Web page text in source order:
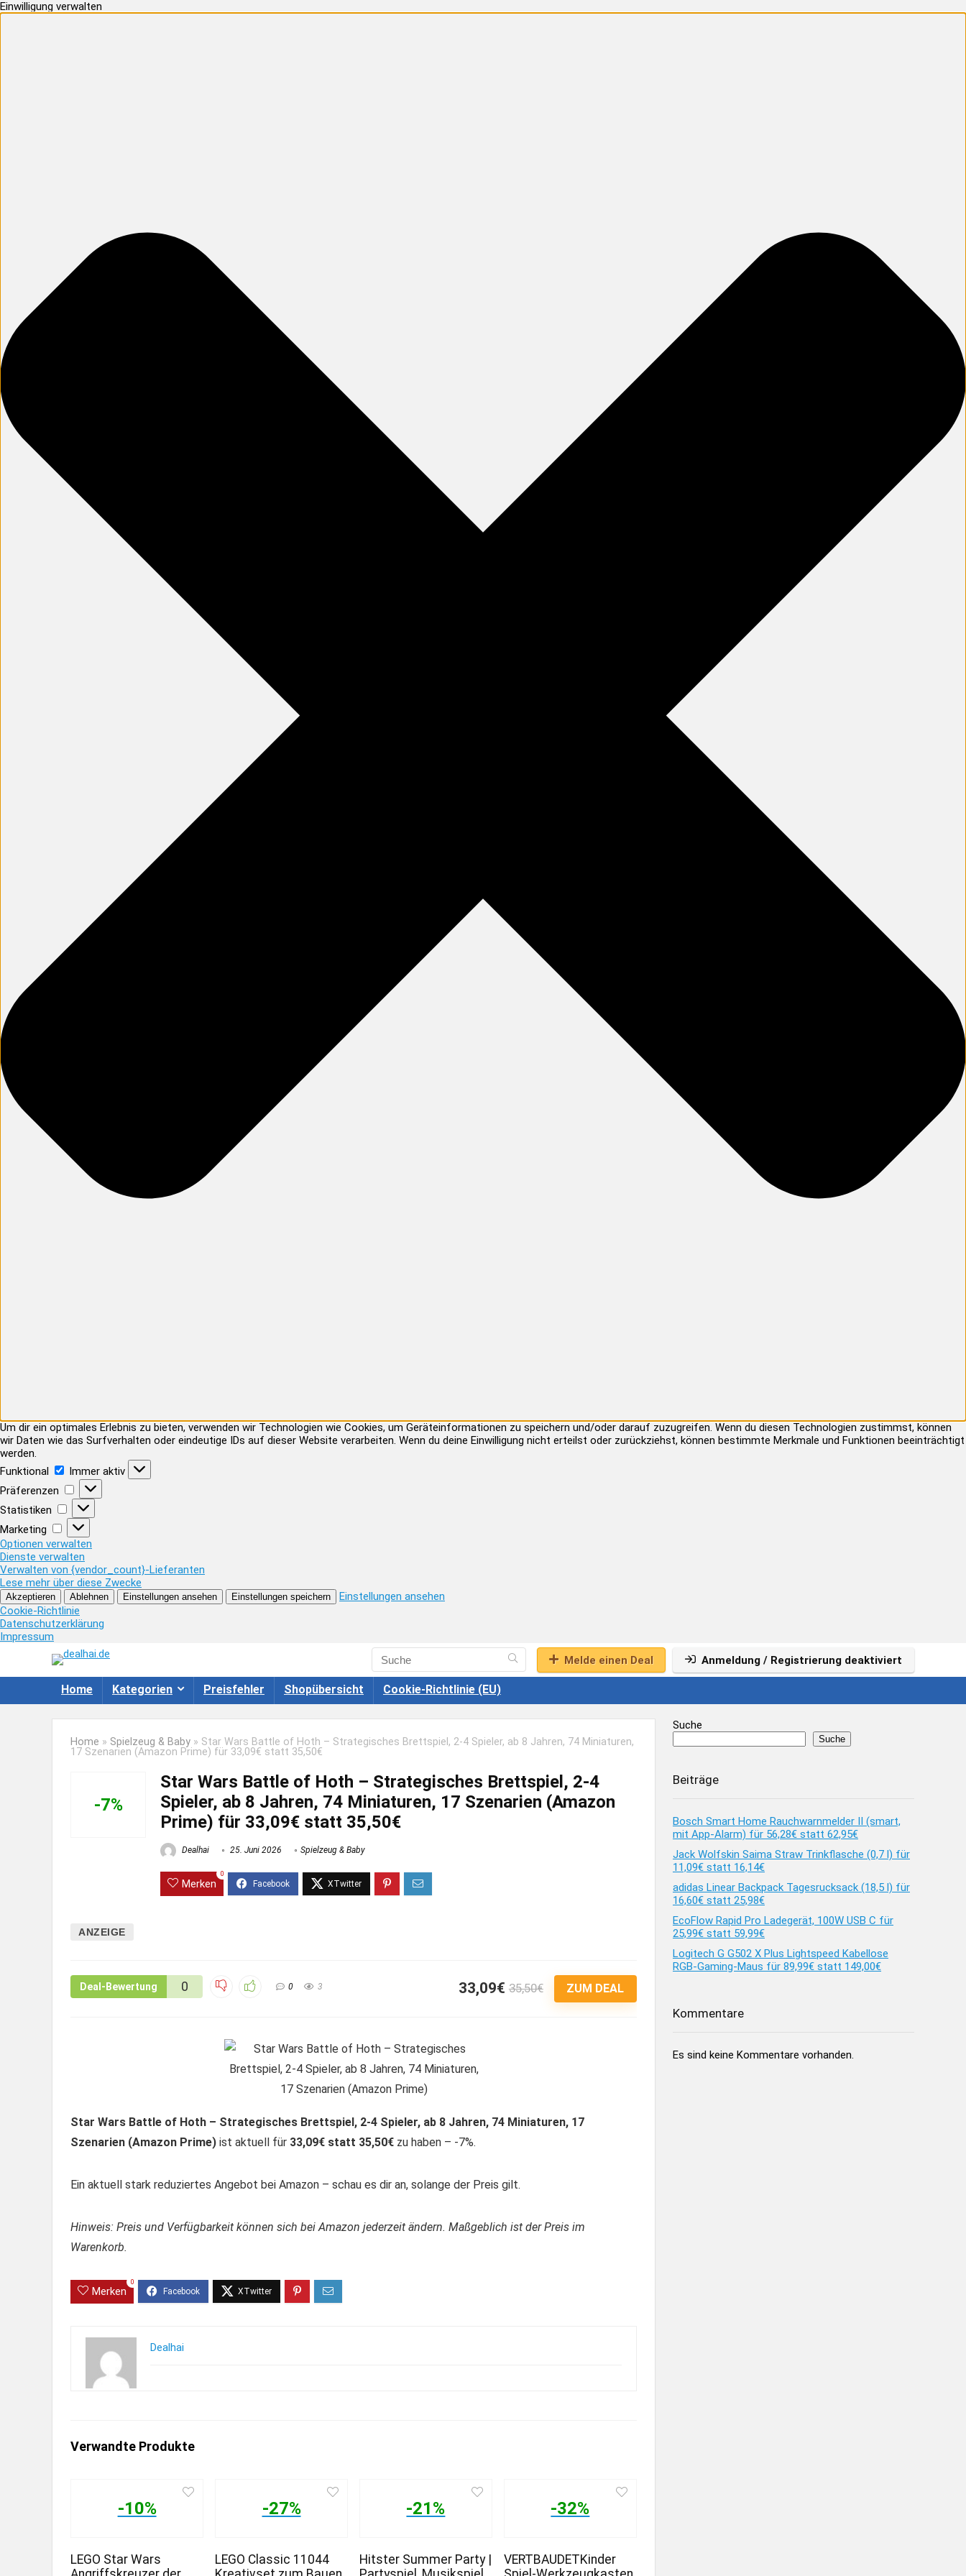
Einwilligung verwalten
Um dir ein optimales Erlebnis zu bieten, verwenden wir Technologien wie Cookies, um Geräteinformationen zu speichern und/oder darauf zuzugreifen. Wenn du diesen Technologien zustimmst, können
wir Daten wie das Surfverhalten oder eindeutige IDs auf dieser Website verarbeiten. Wenn du deine Einwilligung nicht erteilst oder zurückziehst, können bestimmte Merkmale und Funktionen beeinträchtigt
werden.
Funktional
Funktional
Immer aktiv
Präferenzen
Präferenzen
Statistiken
Statistiken
Marketing
Marketing
Optionen verwalten
Dienste verwalten
Verwalten von {vendor_count}-Lieferanten
Lese mehr über diese Zwecke
Akzeptieren Ablehnen Einstellungen ansehen Einstellungen speichern
Einstellungen ansehen
Cookie-Richtlinie
Datenschutzerklärung
Impressum
Melde einen Deal
Anmeldung / Registrierung deaktiviert
Home Kategorien Preisfehler Shopübersicht Cookie-Richtlinie (EU)
Home » Spielzeug & Baby » Star Wars Battle of Hoth – Strategisches Brettspiel, 2-4 Spieler, ab 8 Jahren, 74 Miniaturen,
17 Szenarien (Amazon Prime) für 33,09€ statt 35,50€
-7%
Star Wars Battle of Hoth – Strategisches Brettspiel, 2-4
Spieler, ab 8 Jahren, 74 Miniaturen, 17 Szenarien (Amazon
Prime) für 33,09€ statt 35,50€
Dealhai 25. Juni 2026 Spielzeug & Baby
Merken
0
ANZEIGE
Deal-Bewertung 0 0 3 33,09€ 35,50€ ZUM DEAL
Star Wars Battle of Hoth – Strategisches Brettspiel, 2-4 Spieler, ab 8 Jahren, 74 Miniaturen, 17
Szenarien (Amazon Prime) ist aktuell für 33,09€ statt 35,50€ zu haben – -7%.
Ein aktuell stark reduziertes Angebot bei Amazon – schau es dir an, solange der Preis gilt.
Hinweis: Preis und Verfügbarkeit können sich bei Amazon jederzeit ändern. Maßgeblich ist der Preis im
Warenkorb.
Merken
0
Dealhai
Verwandte Produkte
-10%
LEGO Star Wars
-27%
LEGO Classic 11044
-21%
Hitster Summer Party |
-32%
VERTBAUDETKinder
Suche
Suche
Beiträge
Bosch Smart Home Rauchwarnmelder II (smart,
mit App-Alarm) für 56,28€ statt 62,95€
Jack Wolfskin Saima Straw Trinkflasche (0,7 l) für
11,09€ statt 16,14€
adidas Linear Backpack Tagesrucksack (18,5 l) für
16,60€ statt 25,98€
EcoFlow Rapid Pro Ladegerät, 100W USB C für
25,99€ statt 59,99€
Logitech G G502 X Plus Lightspeed Kabellose
RGB-Gaming-Maus für 89,99€ statt 149,00€
Kommentare
Es sind keine Kommentare vorhanden.